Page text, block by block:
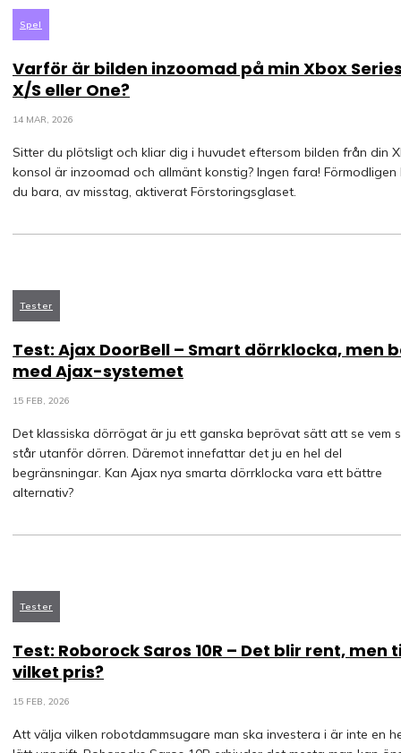
Spel
Varför är bilden inzoomad på min Xbox
X/S eller One?
14 MAR, 2026
Sitter du plötsligt och kliar dig i huvudet eftersom bilden från din
konsol är inzoomad och allmänt konstig? Ingen fara! Förmodligen
du bara, av misstag, aktiverat Förstoringsglaset.
Tester
Test: Ajax DoorBell – Smart dörrklocka, men
med Ajax-systemet
15 FEB, 2026
Det klassiska dörrögat är ju ett ganska beprövat sätt att se vem
står utanför dörren. Däremot innefattar det ju en hel del
begränsningar. Kan Ajax nya smarta dörrklocka vara ett bättre
alternativ?
Tester
Test: Roborock Saros 10R – Det blir rent, men
vilket pris?
15 FEB, 2026
Att välja vilken robotdammsugare man ska investera i är inte en